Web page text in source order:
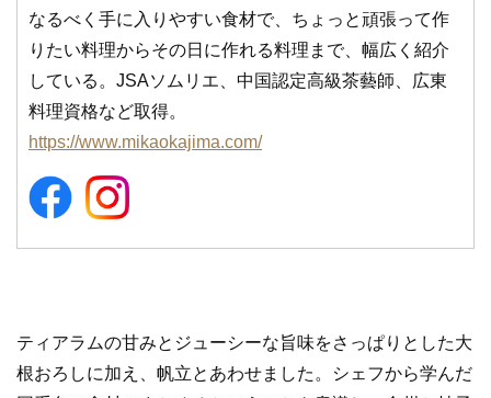
なるべく手に入りやすい食材で、ちょっと頑張って作
りたい料理からその日に作れる料理まで、幅広く紹介
している。JSAソムリエ、中国認定高級茶藝師、広東
料理資格など取得。
https://www.mikaokajima.com/
ティアラムの甘みとジューシーな旨味をさっぱりとした大
根おろしに加え、帆立とあわせました。シェフから学んだ